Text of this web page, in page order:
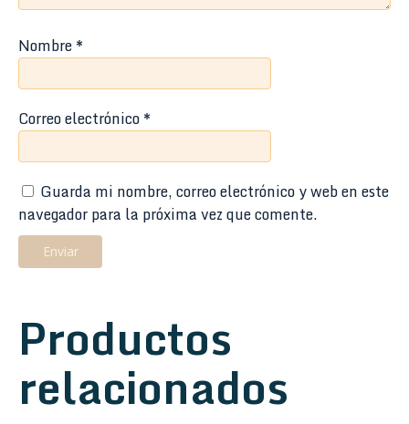
Nombre*
Correo electrónico*
Guarda mi nombre, correo electrónico y web en este
navegador para la próxima vez que comente.
Productos
relacionados